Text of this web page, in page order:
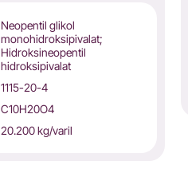
Neopentil glikol
monohidroksipivalat;
Hidroksineopentil
hidroksipivalat
1115-20-4
C10H20O4
20.200 kg/varil